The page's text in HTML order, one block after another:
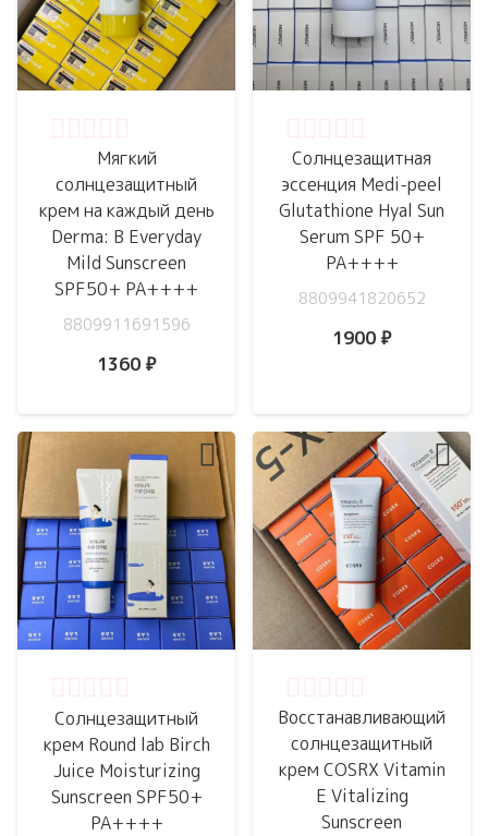
Мягкий
солнцезащитный
крем на каждый день
Derma: B Everyday
Mild Sunscreen
SPF50+ PA++++
8809911691596
1360 ₽
Солнцезащитная
эссенция Medi-peel
Glutathione Hyal Sun
Serum SPF 50+
PA++++
8809941820652
1900 ₽
Солнцезащитный
крем Round lab Birch
Juice Moisturizing
Sunscreen SPF50+
PA++++
Восстанавливающий
солнцезащитный
крем COSRX Vitamin
E Vitalizing
Sunscreen